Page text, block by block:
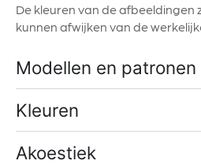
De kleuren van de afbeeldingen
kunnen afwijken van de
Modellen en patronen
Kleuren
Akoestiek